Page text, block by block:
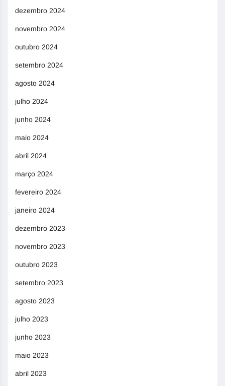
dezembro 2024
novembro 2024
outubro 2024
setembro 2024
agosto 2024
julho 2024
junho 2024
maio 2024
abril 2024
março 2024
fevereiro 2024
janeiro 2024
dezembro 2023
novembro 2023
outubro 2023
setembro 2023
agosto 2023
julho 2023
junho 2023
maio 2023
abril 2023